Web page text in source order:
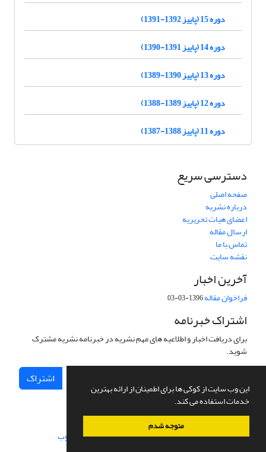
این وب سایت از کوکی ها برای اطمینان از ارائه بهترین
خدمات استفاده می کند.
متوجه شدم
دوره 15 (پاییز 1392-1391)
دوره 14 (پاییز 1391-1390)
دوره 13 (پاییز 1390-1389)
دوره 12 (پاییز 1389-1388)
دوره 11 (پاییز 1388-1387)
دسترسی سریع
صفحه اصلی
درباره نشریه
اعضای هیات تحریریه
ارسال مقاله
تماس با ما
نقشه سایت
آخرین اخبار
فراخوان مقاله1396-03-03
اشتراک خبرنامه
برای دریافت اخبار و اطلاعیه های مهم نشریه در خبرنامه نشریه مشترک
شوید.
اشتراک
سامانه مدیریت نشریات علمی.طراحی و پیاده سازی از سیناوب